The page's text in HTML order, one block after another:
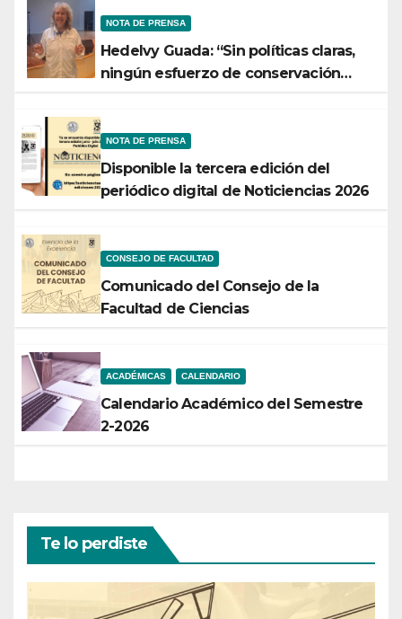
NOTA DE PRENSA
Hedelvy Guada: “Sin políticas claras,
ningún esfuerzo de conservación
NOTA DE PRENSA
Disponible la tercera edición del
periódico digital de Noticiencias 2026
CONSEJO DE FACULTAD
Comunicado del Consejo de la
Facultad de Ciencias
ACADÉMICAS CALENDARIO
Calendario Académico del Semestre
2-2026
Te lo perdiste